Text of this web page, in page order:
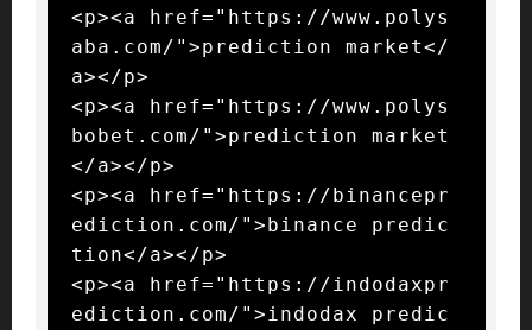
<p><a href="https://www.polys
aba.com/">prediction market</
a></p>
<p><a href="https://www.polys
bobet.com/">prediction market
</a></p>
<p><a href="https://binancepr
ediction.com/">binance predic
tion</a></p>
<p><a href="https://indodaxpr
ediction.com/">indodax predic